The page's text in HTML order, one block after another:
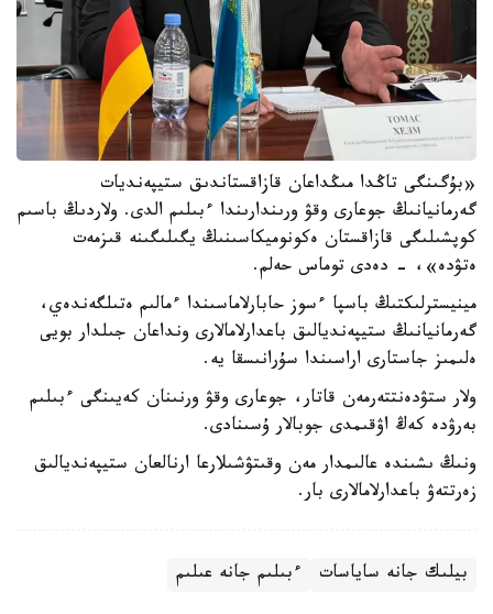
«بۇگىنگى تاڭدا مىڭداعان قازاقستاندىق ستيپەنديات
گەرمانيانىڭ جوعارى وقۋ ورىندارىندا ءبىلىم الدى. ولاردىڭ باسىم
كوپشىلىگى قازاقستان ەكونوميكاسىنىڭ يگىلىگىنە قىزمەت
ەتۋدە»، - دەدى توماس حەلم.
مينيسترلىكتىڭ باسپا ءسوز حابارلاماسىندا ءمالىم ەتىلگەندەي،
گەرمانيانىڭ ستيپەنديالىق باعدارلامالارى ونداعان جىلدار بويى
ەلىمىز جاستارى اراسىندا سۇرانىسقا يە.
ولار ستۋدەنتتەرمەن قاتار، جوعارى وقۋ ورنىنان كەيىنگى ءبىلىم
بەرۋدە كەڭ اۋقىمدى جوبالار ۇسىنادى.
ونىڭ ىشىندە عالىمدار مەن وقىتۋشىلارعا ارنالعان ستيپەنديالىق
زەرتتەۋ باعدارلامالارى بار.
بيلىك جانە ساياسات ءبىلىم جانە عىلىم